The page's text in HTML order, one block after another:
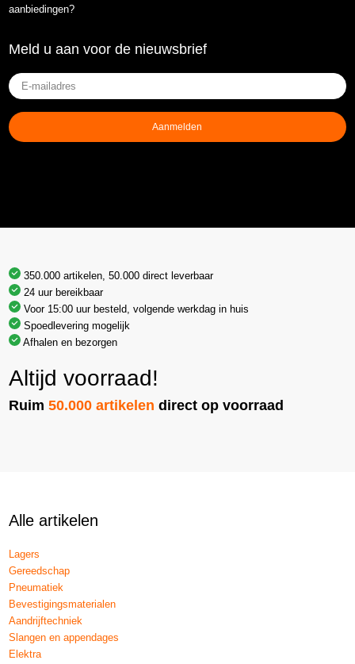
aanbiedingen?
Meld u aan voor de nieuwsbrief
E-
mailadres(Vereist)
Aanmelden
350.000 artikelen, 50.000 direct leverbaar
24 uur bereikbaar
Voor 15:00 uur besteld, volgende werkdag in huis
Spoedlevering mogelijk
Afhalen en bezorgen
Altijd voorraad!
Ruim50.000 artikelen direct op voorraad
Alle artikelen
Lagers
Gereedschap
Pneumatiek
Bevestigingsmaterialen
Aandrijftechniek
Slangen en appendages
Elektra